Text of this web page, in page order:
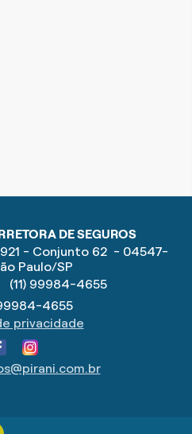
DE SEGUROS
921 - Conjunto 62 - 04547-
Paulo/SP
(11) 99984-4655
4655
privacidade